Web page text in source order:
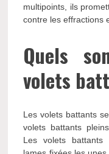
multipoints, ils
contre les effractions
Quels
volets
Les volets battants
volets battants
Les volets battants